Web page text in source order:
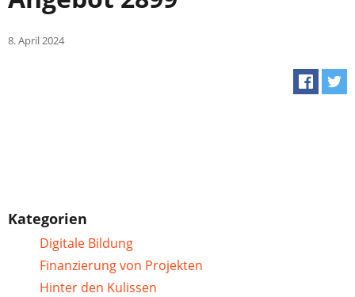
8. April 2024
Kategorien
Digitale Bildung
Finanzierung von Projekten
Hinter den Kulissen